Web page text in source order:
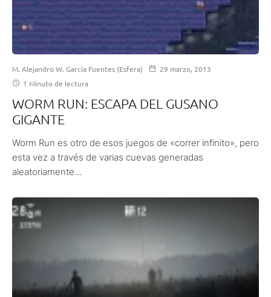
M. Alejandro W. García Fuentes (Esfera)
29 marzo, 2013
1 Minuto de lectura
WORM RUN: ESCAPA DEL GUSANO
GIGANTE
Worm Run es otro de esos juegos de «correr infinito», pero
esta vez a través de varias cuevas generadas
aleatoriamente...